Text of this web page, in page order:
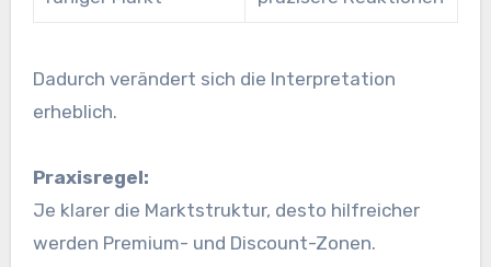
Dadurch verändert sich die Interpretation
erheblich.
Praxisregel:
Je klarer die Marktstruktur, desto hilfreicher
werden Premium- und Discount-Zonen.